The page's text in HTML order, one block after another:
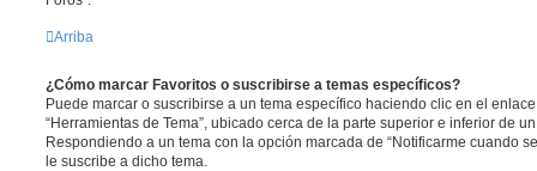
Arriba
¿Cómo marcar Favoritos o suscribirse a temas específicos?
Puede marcar o suscribirse a un tema específico haciendo clic en el
“Herramientas de Tema”, ubicado cerca de la parte superior e inferior de
Respondiendo a un tema con la opción marcada de “Notificarme cuando
le suscribe a dicho tema.